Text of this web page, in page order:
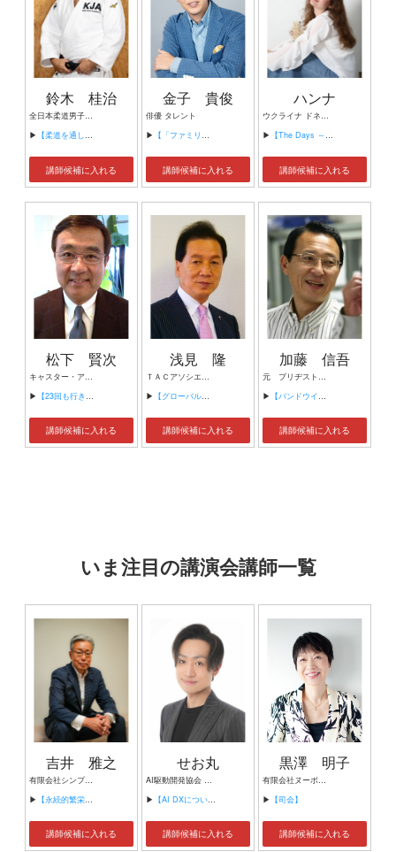
鈴木 桂治
全日本柔道男子監督
▶ 【柔道を通して学んだ事】
講師候補に入れる
金子 貴俊
俳優 タレント
▶ 【「ファミリーキャンプの楽しみ方」】
講師候補に入れる
ハンナ
ウクライナ ドネツク州出身 避難民として来日
▶ 【The Days ～ハンナの7日間～】
講師候補に入れる
松下 賢次
キャスター・アナウンサー
▶ 【23回も行きました！ゴルフの祭典 マスターズ】
講師候補に入れる
浅見 隆
ＴＡＣアソシエイツ 代表 筑波大学社会人大学院非常勤講師 帝京大学非常勤講師
▶ 【グローバル・リーダーシップとは？】
講師候補に入れる
加藤 信吾
元 ブリヂストンフローテック（株） 代表取締役社長 元 （株）ブリヂストン 化工品技術本部長 加藤技術コンサルティング 代表
▶ 【バンドウイルカ ”フジ”の人工尾びれの開発】
講師候補に入れる
いま注目の講演会講師一覧
吉井 雅之
有限会社シンプルタスク 代表取締役 習慣形成コンサルタント
▶ 【永続的繁栄の組織づくり】
講師候補に入れる
せお丸
AI駆動開発協会 代表理事 サイバーフリークス株式会社 代表取締役
▶ 【AI DXについて】
講師候補に入れる
黒澤 明子
有限会社ヌーボヌール代表取締役
▶ 【司会】
講師候補に入れる